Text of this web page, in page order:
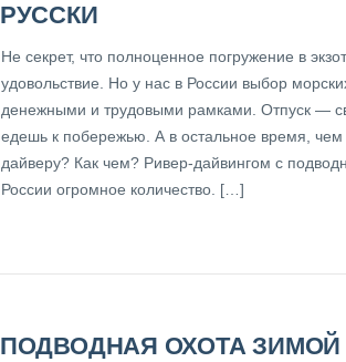
РУССКИ
Не секрет, что полноценное погружение в
удовольствие. Но у нас в России выбор
денежными и трудовыми рамками. Отпуск —
едешь к побережью. А в остальное время, чем
дайверу? Как чем? Ривер-дайвингом с
России огромное количество. […]
ПОДВОДНАЯ ОХОТА ЗИМОЙ